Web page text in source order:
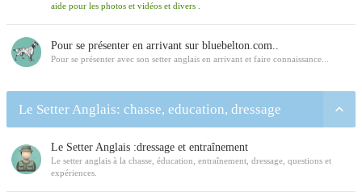
aide pour les photos et vidéos et divers .
Pour se présenter en arrivant sur bluebelton.com..
Pour se présenter avec son setter anglais en arrivant et faire connaissance...
Le Setter Anglais: chasse, education, dressage
Le Setter Anglais :dressage et entraînement
Le setter anglais à la chasse, éducation, entraînement, dressage, questions et
expériences.